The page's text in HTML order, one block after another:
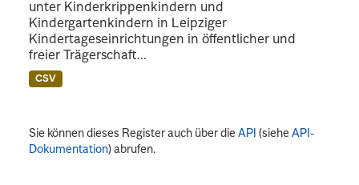
unter Kinderkrippenkindern und
Kindergartenkindern in Leipziger
Kindertageseinrichtungen in öffentlicher und
freier Trägerschaft...
CSV
Sie können dieses Register auch über dieAPI (sieheAPI-
Dokumentation) abrufen.